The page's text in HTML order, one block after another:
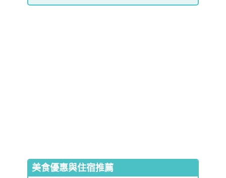
美食優惠與住宿推薦